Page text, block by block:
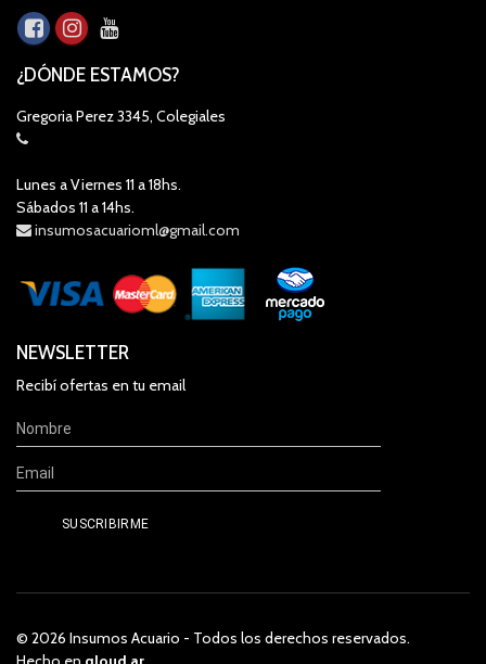
¿DÓNDE ESTAMOS?
Gregoria Perez 3345, Colegiales
Lunes a Viernes 11 a 18hs.
Sábados 11 a 14hs.
insumosacuarioml@gmail.com
NEWSLETTER
Recibí ofertas en tu email
© 2026 Insumos Acuario - Todos los derechos reservados.